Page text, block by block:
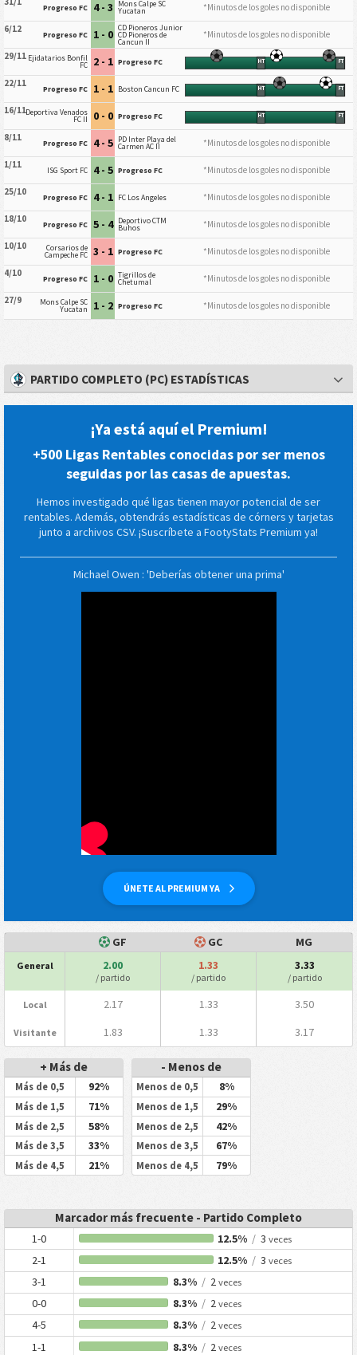
Progreso FC 4 - 3 Mons Calpe SC
Yucatan
*Minutos de los goles no disponible
6/12
Progreso FC 1 - 0 CD Pioneros Junior
CD Pioneros de
Cancun II
*Minutos de los goles no disponible
29/11 Ejidatarios Bonfil
FC 2 - 1 Progreso FC HT FT
22/11 Progreso FC 1 - 1 Boston Cancun FC HT FT
16/11Deportiva Venados
FC II 0 - 0 Progreso FC HT FT
8/11 Progreso FC 4 - 5 PD Inter Playa del
Carmen AC II
*Minutos de los goles no disponible
1/11
ISG Sport FC 4 - 5 Progreso FC
*Minutos de los goles no disponible
25/10
Progreso FC 4 - 1 FC Los Angeles
*Minutos de los goles no disponible
18/10
Progreso FC 5 - 4 Deportivo CTM
Buhos
*Minutos de los goles no disponible
10/10
Corsarios de
Campeche FC 3 - 1 Progreso FC
*Minutos de los goles no disponible
4/10
Progreso FC 1 - 0 Tigrillos de
Chetumal
*Minutos de los goles no disponible
27/9
Mons Calpe SC
Yucatan 1 - 2 Progreso FC *Minutos de los goles no disponible
PARTIDO COMPLETO (PC) ESTADÍSTICAS
¡Ya está aquí el Premium!
+500 Ligas Rentables conocidas por ser menos
seguidas por las casas de apuestas.
Hemos investigado qué ligas tienen mayor potencial de ser
rentables. Además, obtendrás estadísticas de córners y tarjetas
junto a archivos CSV. ¡Suscríbete a FootyStats Premium ya!
ÚNETE AL PREMIUM YA
Michael Owen : 'Deberías obtener una prima'
GF GC MG
General 2.00
/ partido
1.33
/ partido
3.33
/ partido
Local 2.17 1.33 3.50
Visitante 1.83 1.33 3.17
+ Más de
Más de 0,5 92%
Más de 1,5 71%
Más de 2,5 58%
Más de 3,5 33%
Más de 4,5 21%
- Menos de
Menos de 0,5 8%
Menos de 1,5 29%
Menos de 2,5 42%
Menos de 3,5 67%
Menos de 4,5 79%
Marcador más frecuente - Partido Completo
1-0 12.5% / 3veces
2-1 12.5% / 3veces
3-1 8.3% /2 veces
0-0 8.3% /2 veces
4-5 8.3% /2 veces
1-1 8.3% /2 veces